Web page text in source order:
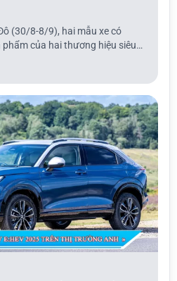
(30/8-8/9), hai mẫu xe có
của hai thương hiệu siêu
nhỏ hơn đã thu hút sự chú ý.
mini, với thiết kế trông như
thụ.